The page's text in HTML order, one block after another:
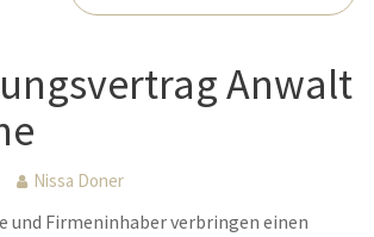
Anwalt
Nissa Doner
und Firmeninhaber verbringen einen